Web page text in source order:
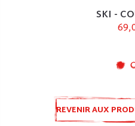
SKI -
REVENIR AUX